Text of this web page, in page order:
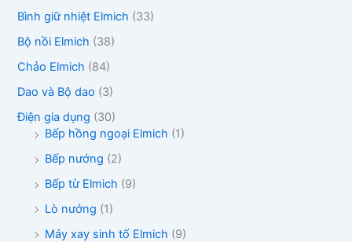
Bình giữ nhiệt Elmich (33)
Bộ nồi Elmich (38)
Chảo Elmich (84)
Dao và Bộ dao (3)
Điện gia dụng (30)
Bếp hồng ngoại Elmich (1)
Bếp nướng (2)
Bếp từ Elmich (9)
Lò nướng (1)
Máy xay sinh tố Elmich (9)